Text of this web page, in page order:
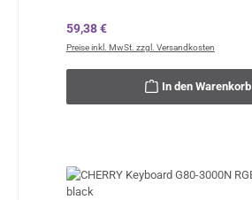
Regulärer Preis:
59,38 €
Preise inkl. MwSt. zzgl. Versandkosten
In den Warenkorb